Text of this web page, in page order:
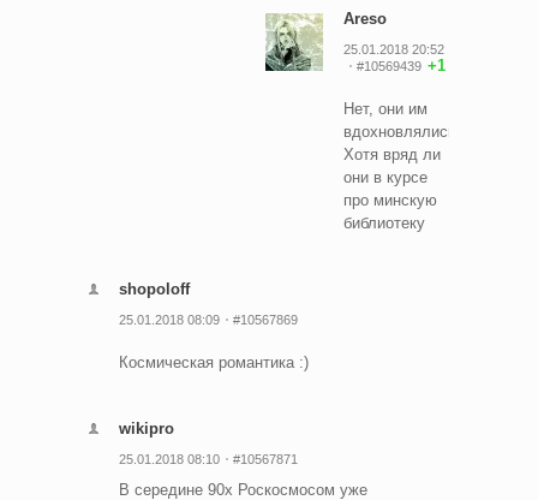
Areso
25.01.2018 20:52
#10569439 +1
Нет, они им
вдохновлялись)
Хотя вряд ли
они в курсе
про минскую
библиотеку
shopoloff
25.01.2018 08:09 #10567869
Космическая романтика :)
wikipro
25.01.2018 08:10 #10567871
В середине 90х Роскосмосом уже